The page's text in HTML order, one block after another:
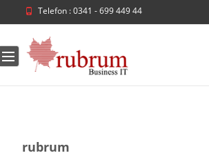
Telefon : 0341 - 699 449 44
rubrum